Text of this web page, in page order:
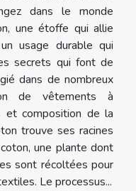
dans le monde
une étoffe qui allie
usage durable qui
secrets qui font de
dans de nombreux
de vêtements à
et composition de la
trouve ses racines
une plante dont
sont récoltées pour
Le processus...